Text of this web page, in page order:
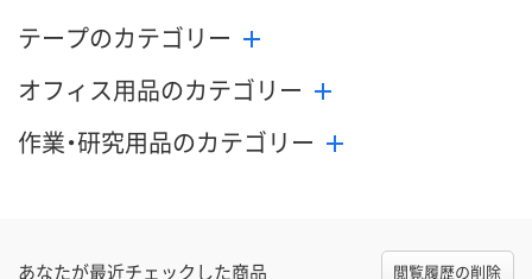
テープのカテゴリー
オフィス用品のカテゴリー
作業・研究用品のカテゴリー
あなたが最近チェックした商品 閲覧履歴の削除